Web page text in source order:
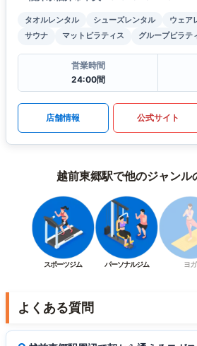
タオルレンタル シューズレンタル ウェア
サウナ
マットピラティス グループピラテ
営業時間
24:00間
店舗情報 公式サイト
越前東郷駅で他のジャンル
スポーツジム パーソナルジム ヨガ
よくある質問